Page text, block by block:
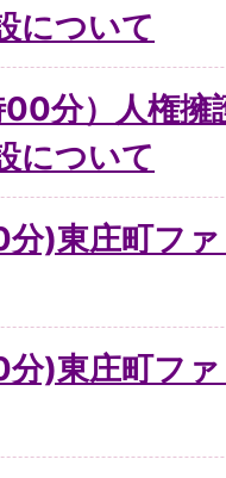
について
00分）人権
について
)東庄町フ
)東庄町フ